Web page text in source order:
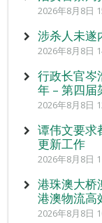
2026年8月8日
涉杀人未遂
2026年8月8日
行政长官岑
年 – 第四届
2026年8月8日
谭伟文要求
更新工作
2026年8月8日
港珠澳大桥
港澳物流高
2026年8月8日